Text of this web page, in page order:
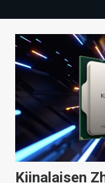
TECHBBS
TIETOA
HINTA.FI
KAUPPA
VAIHDA TEEMA
Kiinalaisen